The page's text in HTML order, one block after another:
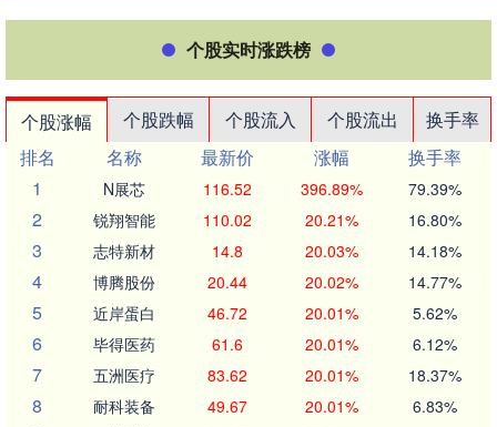
个股实时涨跌榜
个股涨幅 个股跌幅 个股流入 个股流出
换手率
排名
名称 最新价 涨幅
换手率
1
N展芯 116.52 396.89% 79.39%
2 锐翔智能 110.02 20.21% 16.80%
3 志特新材 14.8 20.03% 14.18%
4 博腾股份 20.44 20.02% 14.77%
5 近岸蛋白 46.72 20.01% 5.62%
6 毕得医药 61.6 20.01% 6.12%
7 五洲医疗 83.62 20.01% 18.37%
8 耐科装备 49.67 20.01% 6.83%